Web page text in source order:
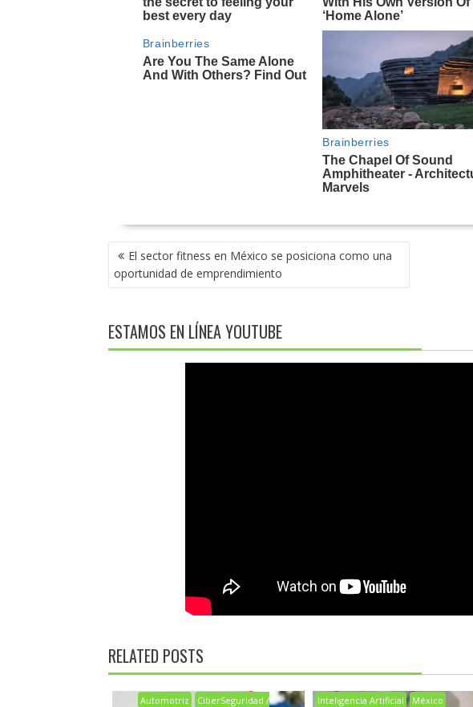
NAVEGACIÓN
DE
ENTRADAS
El sector fitness en México se posiciona como una
oportunidad de emprendimiento
ESTAMOS EN LÍNEA YOUTUBE
RELATED POSTS
Automotriz
CiberSeguridad /
Inteligencia Artificial México